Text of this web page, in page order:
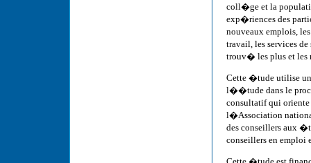
coll�ge et la
exp�riences des
nouveaux emplois,
travail, les services
trouv� les plus et les
Cette �tude utilise
l��tude dans le
consultatif qui oriente
l�Association
des conseillers aux
conseillers en emploi